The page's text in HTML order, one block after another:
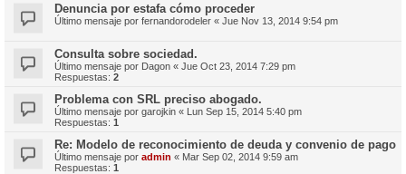
Denuncia por estafa cómo proceder
Último mensaje por fernandorodeler « Jue Nov 13, 2014 9:54 pm
Consulta sobre sociedad.
Último mensaje por Dagon « Jue Oct 23, 2014 7:29 pm
Respuestas: 2
Problema con SRL preciso abogado.
Último mensaje por garojkin « Lun Sep 15, 2014 5:40 pm
Respuestas: 1
Re: Modelo de reconocimiento de deuda y convenio de pago
Último mensaje por admin « Mar Sep 02, 2014 9:59 am
Respuestas: 1